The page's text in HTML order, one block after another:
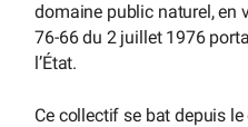
domaine public naturel, en
76-66 du 2 juillet 1976
l’État.
Ce collectif se bat depuis